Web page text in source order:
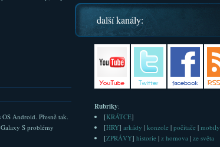
Android. Přesně tak.
S problémy
další kanály:
Rubriky:
[KRÁTCE]
[HRY] arkády | konzole| počítače| mobily
[ZPRÁVY] historie| z homova| ze světa